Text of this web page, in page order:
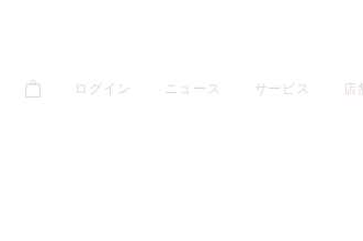
ログイン ニュース サービス 店